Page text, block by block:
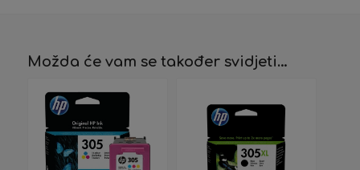
Možda će vam se također svidjeti…